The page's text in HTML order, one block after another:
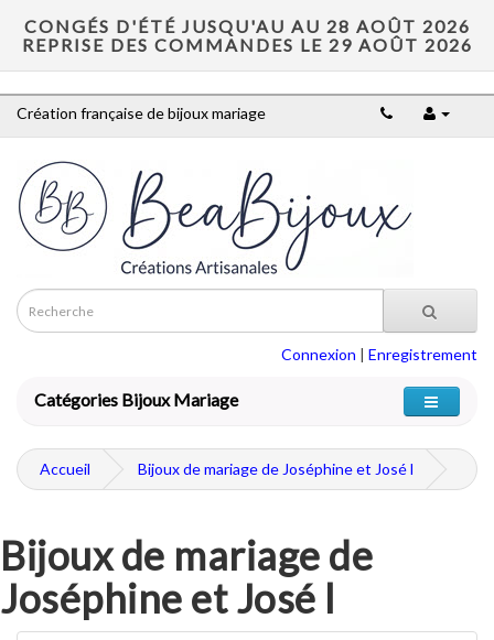
CONGÉS D'ÉTÉ JUSQU'AU AU 28 AOÛT 2026
REPRISE DES COMMANDES LE 29 AOÛT 2026
Création française de bijoux mariage
Connexion | Enregistrement
Catégories Bijoux Mariage
Accueil Bijoux de mariage de Joséphine et José l
Bijoux de mariage de
Joséphine et José l